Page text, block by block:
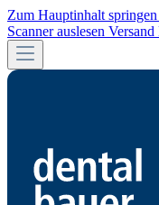
Zum Hauptinhalt springen
Scanner auslesen Versand